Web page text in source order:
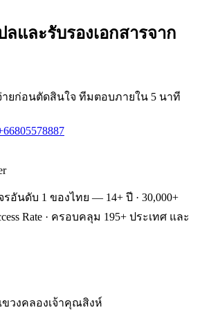
ลและรับรองเอกสารจาก
ยก่อนตัดสินใจ ทีมตอบภายใน 5 นาที
อันดับ 1 ของไทย — 14+ ปี · 30,000+
Rate · ครอบคลุม 195+ ประเทศ และ
ขวงคลองเจ้าคุณสิงห์